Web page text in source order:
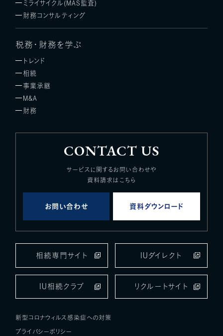
ミライサイクル(MAS監査)
財務コンサルティング
税務・財務を学ぶ
トレンド
相続
事業承継
M&A
財務
CONTACT US
サービスに関するお問い合わせや
資料請求はこちら
お問い合わせ 資料ダウンロード
相続専門サイト IUダイレクト
IU相続クラブ リクルートサイト
新型コロナウィルス感染症への対策
プライバシーポリシー